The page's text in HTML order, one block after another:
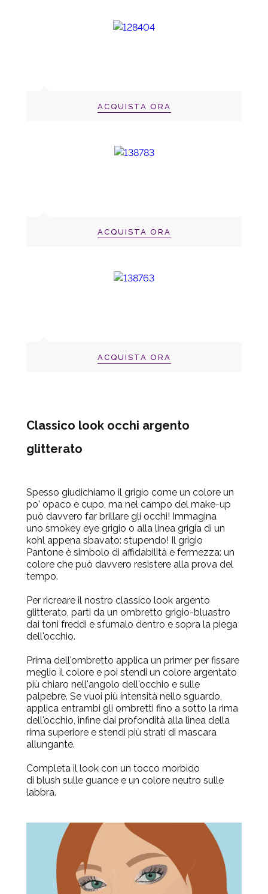
ACQUISTA ORA
ACQUISTA ORA
ACQUISTA ORA
Classico look occhi argento
glitterato
Spesso giudichiamo il grigio come un colore un
po' opaco e cupo, ma nel campo del make-up
può davvero far brillare gli occhi! Immagina
uno smokey eye grigio o alla linea grigia di un
kohl appena sbavato: stupendo! Il grigio
Pantone è simbolo di affidabilità e fermezza: un
colore che può davvero resistere alla prova del
tempo.
Per ricreare il nostro classico look argento
glitterato, parti da un ombretto grigio-bluastro
dai toni freddi e sfumalo dentro e sopra la piega
dell'occhio.
Prima dell'ombretto applica un primer per fissare
meglio il colore e poi stendi un colore argentato
più chiaro nell'angolo dell'occhio e sulle
palpebre. Se vuoi più intensità nello sguardo,
applica entrambi gli ombretti fino a sotto la rima
dell'occhio, infine dai profondità alla linea della
rima superiore e stendi più strati di mascara
allungante.
Completa il look con un tocco morbido
di blush sulle guance e un colore neutro sulle
labbra.